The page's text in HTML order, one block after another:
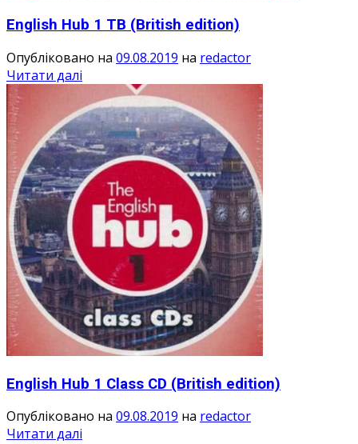
English Hub 1 TB (British edition)
Опубліковано на 09.08.2019 на redactor
Читати далі
English Hub 1 Class CD (British edition)
Опубліковано на 09.08.2019 на redactor
Читати далі